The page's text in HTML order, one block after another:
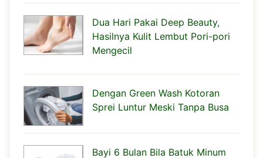
Dua Hari Pakai Deep Beauty,
Hasilnya Kulit Lembut Pori-pori
Mengecil
Dengan Green Wash Kotoran
Sprei Luntur Meski Tanpa Busa
Bayi 6 Bulan Bila Batuk Minum